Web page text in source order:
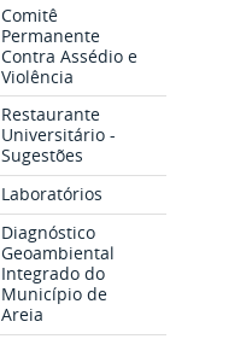
Comitê
Permanente
Contra Assédio e
Violência
Restaurante
Universitário -
Sugestões
Laboratórios
Diagnóstico
Geoambiental
Integrado do
Município de
Areia